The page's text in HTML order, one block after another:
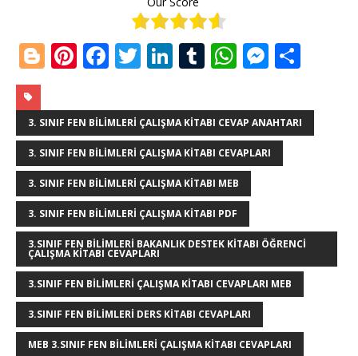
Bl
o
g
g
e
r
Pi
n
te
r
e
st
F
a
c
e
b
o
o
k
T
w
it
te
r
Li
n
k
e
dI
n
T
u
m
bl
r
W
h
at
s
A
p
p
M
e
ss
e
n
r
ar
e
3. SINIF FEN BILIMLERI ÇALIŞMA KITABI CEVAP ANAHTARI
3. SINIF FEN BILIMLERI ÇALIŞMA KITABI CEVAPLARI
3. SINIF FEN BILIMLERI ÇALIŞMA KITABI MEB
3. SINIF FEN BILIMLERI ÇALIŞMA KITABI PDF
3.SINIF FEN BILIMLERI BAKANLIK DESTEK KITABI ÖĞRENCI
ÇALIŞMA KITABI CEVAPLARI
3.SINIF FEN BILIMLERI ÇALIŞMA KITABI CEVAPLARI MEB
3.SINIF FEN BILIMLERI DERS KITABI CEVAPLARI
MEB 3.SINIF FEN BILIMLERI ÇALIŞMA KITABI CEVAPLARI